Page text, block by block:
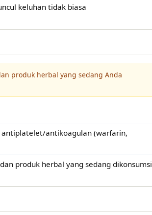
keluhan tidak biasa
produk herbal yang sedang Anda
antiplatelet/antikoagulan (warfarin,
produk herbal yang sedang dikonsumsi